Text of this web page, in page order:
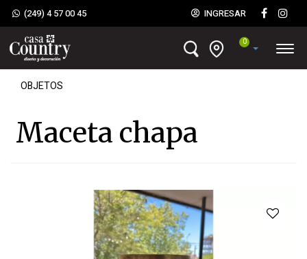
(249) 4 57 00 45 INGRESAR
0
OBJETOS
Maceta chapa